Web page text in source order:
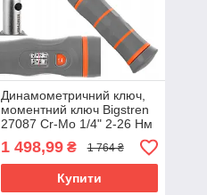
Динамометричний ключ,
моментний ключ Bigstren
27087 Cr-Mo 1/4" 2-26 Нм
точність ±0,5% 245 мм у
кейсі
1 498,99₴ 1 764 ₴
Купити